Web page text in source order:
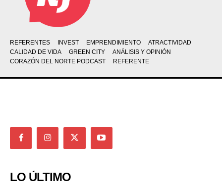
REFERENTES INVEST EMPRENDIMIENTO
ATRACTIVIDAD
CALIDAD DE VIDA
GREEN CITY
ANÁLISIS Y OPINIÓN
CORAZÓN DEL NORTE PODCAST
REFERENTE
LO ÚLTIMO